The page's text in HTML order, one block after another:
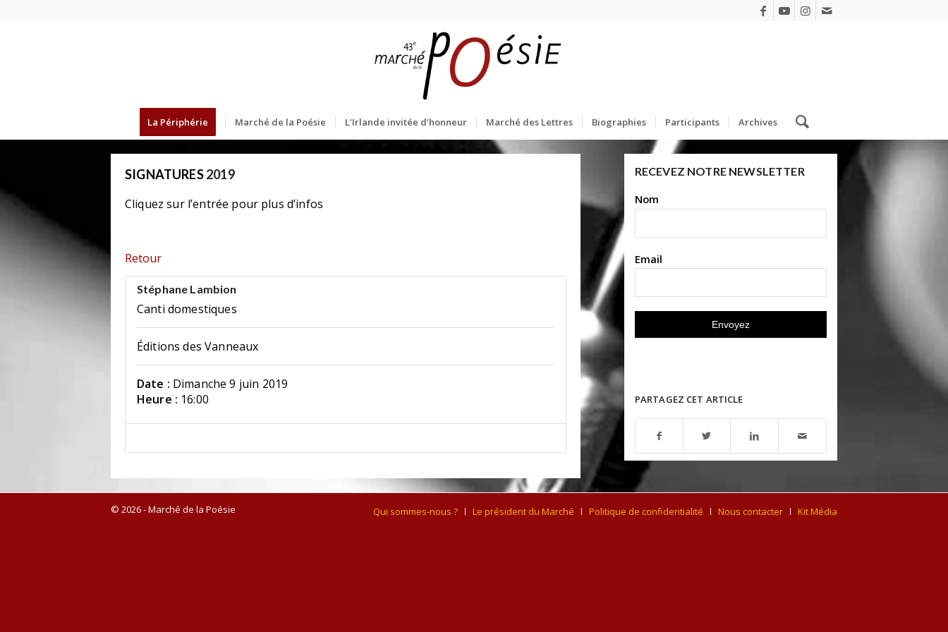
La Périphérie Marché de la Poésie L’Irlande invitée d’honneur Marché des Lettres Biographies Participants Archives
SIGNATURES2019
Cliquez sur l’entrée pour plus d’infos
Retour
Stéphane Lambion
Canti domestiques
Éditions des Vanneaux
Date : Dimanche 9 juin 2019
Heure : 16:00
RECEVEZ NOTRE NEWSLETTER
Nom
Email
PARTAGEZ CET ARTICLE
© 2026 - Marché de la Poésie Qui sommes-nous ? Le président du Marché Politique de confidentialité Nous contacter Kit Média